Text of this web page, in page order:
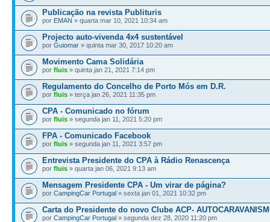
Publicação na revista Publituris
por EMAN » quarta mar 10, 2021 10:34 am
Projecto auto-vivenda 4x4 sustentável
por Guiomar » quinta mar 30, 2017 10:20 am
Movimento Cama Solidária
por fluis » quinta jan 21, 2021 7:14 pm
Regulamento do Concelho de Porto Mós em D.R.
por fluis » terça jan 26, 2021 11:35 pm
CPA - Comunicado no fórum
por fluis » segunda jan 11, 2021 5:20 pm
FPA - Comunicado Facebook
por fluis » segunda jan 11, 2021 3:57 pm
Entrevista Presidente do CPA à Rádio Renascença
por fluis » quarta jan 06, 2021 9:13 am
Mensagem Presidente CPA - Um virar de página?
por CampingCar Portugal » sexta jan 01, 2021 10:32 pm
Carta do Presidente do novo Clube ACP-
por CampingCar Portugal » segunda dez 28, 2020 11:20 pm